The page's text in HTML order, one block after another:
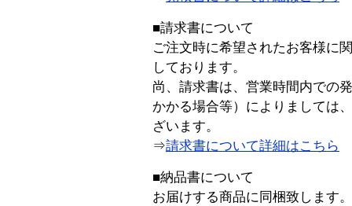
■請求書について
ご注文時に希望されたお客様に
しております。
尚、請求書は、営業時間内での
かかる場合等）によりましては
ざいます。
⇒請求書について詳細はこちら
■納品書について
お届けする商品に同梱致します。